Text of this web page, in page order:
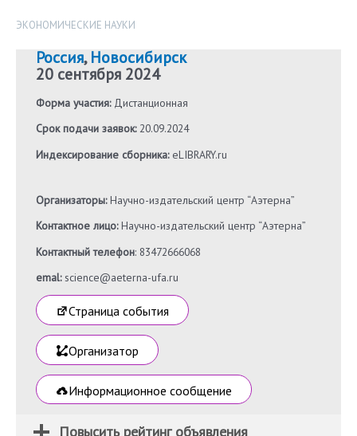
ЭКОНОМИЧЕСКИЕ НАУКИ
Россия,Новосибирск
20 сентября 2024
Форма участия:Дистанционная
Срок подачи заявок:20.09.2024
Индексирование сборника:eLIBRARY.ru
Организаторы:Научно-издательский центр “Аэтерна”
Контактное лицо:Научно-издательский центр “Аэтерна”
Контактный телефон: 83472666068
emal:science@aeterna-ufa.ru
Страница события
Организатор
Информационное сообщение
Повысить рейтинг объявления